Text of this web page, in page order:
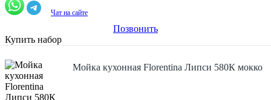
Чат на сайте
Позвонить
Купить набор
Мойка кухонная Florentina Липси 580К мокко